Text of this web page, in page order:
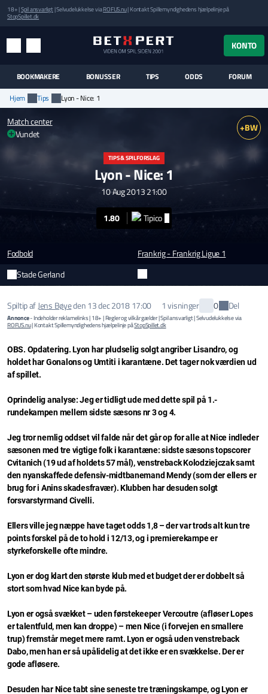
18+ |Spil ansvarligt| Selvudelukkelse viaROFUS.nu| Kontakt Spillemyndighedens hjælpelinje på
StopSpillet.dk
KONTO
MENUEN
BOOKMAKERE BONUSSER TIPS ODDS
FORUM
Hjem
Tips Lyon - Nice: 1
Match center
Vundet
+BW
TIPS & SPILFORSLAG
Lyon - Nice: 1
10 Aug 2013 21:00
1.80
Fodbold
Frankrig - Frankrig Ligue 1
Stade Gerland
Spiltip afJens Bøyeden13 dec 2018 17:00 1 visninger 0 Del
Annonce- Indeholder reklamelinks | 18+ | Regler og vilkår gælder | Spil ansvarligt | Selvudelukkelse via
ROFUS.nu| Kontakt Spillemyndighedens hjælpelinje påStopSpillet.dk
OBS. Opdatering. Lyon har pludselig solgt angriber Lisandro, og
holdet har Gonalons og Umtiti i karantæne. Det tager nok værdien ud
af spillet.
Oprindelig analyse: Jeg er tidligt ude med dette spil på 1.-
rundekampen mellem sidste sæsons nr 3 og 4.
Jeg tror nemlig oddset vil falde når det går op for alle at Nice indleder
sæsonen med tre vigtige folk i karantæne: sidste sæsons topscorer
Cvitanich (19 ud af holdets 57 mål), venstreback Kolodziejczak samt
den nyanskaffede defensiv-midtbanemand Mendy (som der ellers er
brug for i Anins skadesfravær). Klubben har desuden solgt
forsvarstyrmand Civelli.
Ellers ville jeg næppe have taget odds 1,8 – der var trods alt kun tre
points forskel på de to hold i 12/13, og i premierekampe er
styrkeforskelle ofte mindre.
Lyon er dog klart den største klub med et budget der er dobbelt så
stort som hvad Nice kan byde på.
Lyon er også svækket – uden førstekeeper Vercoutre (afløser Lopes
er talentfuld, men kan droppe) – men Nice (i forvejen en smallere
trup) fremstår meget mere ramt. Lyon er også uden venstreback
Dabo, men han er så upålidelig at det ikke er en svækkelse. Der er
gode afløsere.
Desuden har Nice tabt sine seneste tre træningskampe, og Lyon er